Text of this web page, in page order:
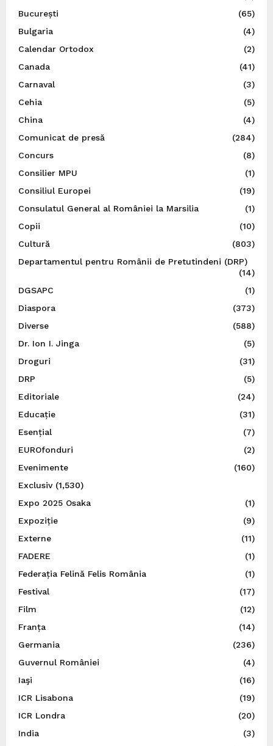
București
(65)
Bulgaria
(4)
Calendar Ortodox
(2)
Canada
(41)
Carnaval
(3)
Cehia
(5)
China
(4)
Comunicat de presă
(284)
Concurs
(8)
Consilier MPU
(1)
Consiliul Europei
(19)
Consulatul General al României la Marsilia
(1)
Copii
(10)
Cultură
(803)
Departamentul pentru Românii de Pretutindeni (DRP)
(14)
DGSAPC
(1)
Diaspora
(373)
Diverse
(588)
Dr. Ion I. Jinga
(5)
Droguri
(31)
DRP
(5)
Editoriale
(24)
Educație
(31)
Esențial
(7)
EUROfonduri
(2)
Evenimente
(160)
Exclusiv(1,530)
Expo 2025 Osaka
(1)
Expoziție
(9)
Externe
(11)
FADERE
(1)
Federația Felină Felis România
(1)
Festival
(17)
Film
(12)
Franța
(14)
Germania
(236)
Guvernul României
(4)
Iaşi
(16)
ICR Lisabona
(19)
ICR Londra
(20)
India
(3)